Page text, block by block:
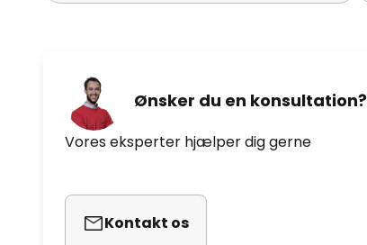
Ønsker du en konsultation?
Vores eksperter hjælper dig gerne
Kontakt os